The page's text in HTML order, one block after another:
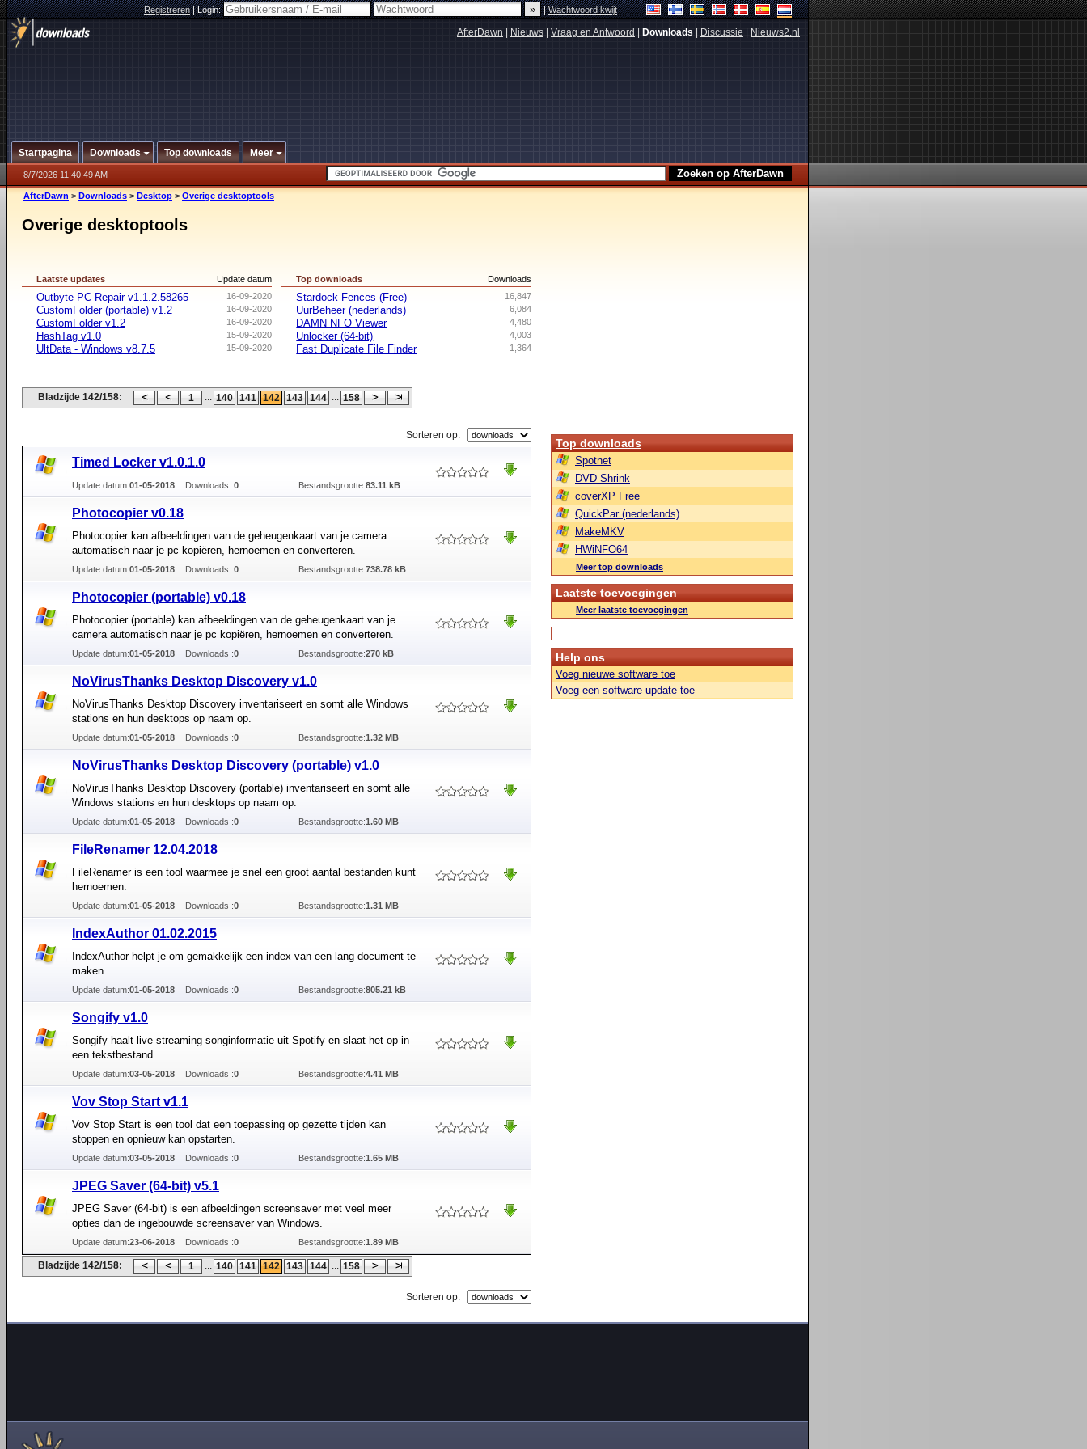
Registreren|Login: |Wachtwoord kwijt
AfterDawn Nieuws Vraag en Antwoord Downloads Discussie Nieuws2.nl
Startpagina Downloads Top downloads Meer
8/7/2026 11:40:49 AM
AfterDawn > Downloads > Desktop > Overige desktoptools
Overige desktoptools
Update datum
Laatste updates
16-09-2020
Outbyte PC Repair v1.1.2.58265
16-09-2020
CustomFolder (portable) v1.2
16-09-2020
CustomFolder v1.2
15-09-2020
HashTag v1.0
15-09-2020
UltData - Windows v8.7.5
Downloads
Top downloads
16,847
Stardock Fences (Free)
6,084
UurBeheer (nederlands)
4,480
DAMN NFO Viewer
4,003
Unlocker (64-bit)
1,364
Fast Duplicate File Finder
Bladzijde 142/158: 1 ... 140 141 142 143 144 ... 158
Sorteren op:
Timed Locker v1.0.1.0
Update datum:01-05-2018 Downloads :0 Bestandsgrootte:83.11 kB
Photocopier v0.18
Photocopier kan afbeeldingen van de geheugenkaart van je camera
automatisch naar je pc kopiëren, hernoemen en converteren.
Update datum:01-05-2018 Downloads :0 Bestandsgrootte:738.78 kB
Photocopier (portable) v0.18
Photocopier (portable) kan afbeeldingen van de geheugenkaart van je
camera automatisch naar je pc kopiëren, hernoemen en converteren.
Update datum:01-05-2018 Downloads :0 Bestandsgrootte:270 kB
NoVirusThanks Desktop Discovery v1.0
NoVirusThanks Desktop Discovery inventariseert en somt alle Windows
stations en hun desktops op naam op.
Update datum:01-05-2018 Downloads :0 Bestandsgrootte:1.32 MB
NoVirusThanks Desktop Discovery (portable) v1.0
NoVirusThanks Desktop Discovery (portable) inventariseert en somt alle
Windows stations en hun desktops op naam op.
Update datum:01-05-2018 Downloads :0 Bestandsgrootte:1.60 MB
FileRenamer 12.04.2018
FileRenamer is een tool waarmee je snel een groot aantal bestanden kunt
hernoemen.
Update datum:01-05-2018 Downloads :0 Bestandsgrootte:1.31 MB
IndexAuthor 01.02.2015
IndexAuthor helpt je om gemakkelijk een ​​index van een lang document te
maken.
Update datum:01-05-2018 Downloads :0 Bestandsgrootte:805.21 kB
Songify v1.0
Songify haalt live streaming songinformatie uit Spotify en slaat het op in
een tekstbestand.
Update datum:03-05-2018 Downloads :0 Bestandsgrootte:4.41 MB
Vov Stop Start v1.1
Vov Stop Start is een tool dat een toepassing op gezette tijden kan
stoppen en opnieuw kan opstarten.
Update datum:03-05-2018 Downloads :0 Bestandsgrootte:1.65 MB
JPEG Saver (64-bit) v5.1
JPEG Saver (64-bit) is een afbeeldingen screensaver met veel meer
opties dan de ingebouwde screensaver van Windows.
Update datum:23-06-2018 Downloads :0 Bestandsgrootte:1.89 MB
Bladzijde 142/158: 1 ... 140 141 142 143 144 ... 158
Sorteren op:
Top downloads
Spotnet
DVD Shrink
coverXP Free
QuickPar (nederlands)
MakeMKV
HWiNFO64
Meer top downloads
Laatste toevoegingen
Meer laatste toevoegingen
Help ons
Voeg nieuwe software toe
Voeg een software update toe